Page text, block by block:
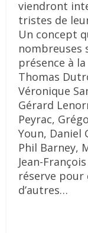
viendront
tristes de
Un concept
nombreuses
présence à
Thomas
Véronique
Gérard
Peyrac,
Youn, Daniel
Phil Barney,
Jean-
réserve pour
d’autres…